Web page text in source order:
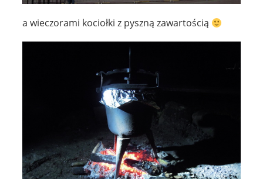
a wieczorami kociołki z pyszną zawartością